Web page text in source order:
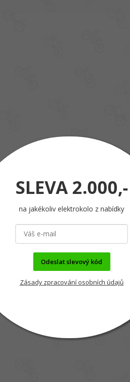
SLEVA 2.000,-
na jakékoliv elektrokolo z nabídky
Odeslat slevový kód
Zásady zpracování osobních údajů